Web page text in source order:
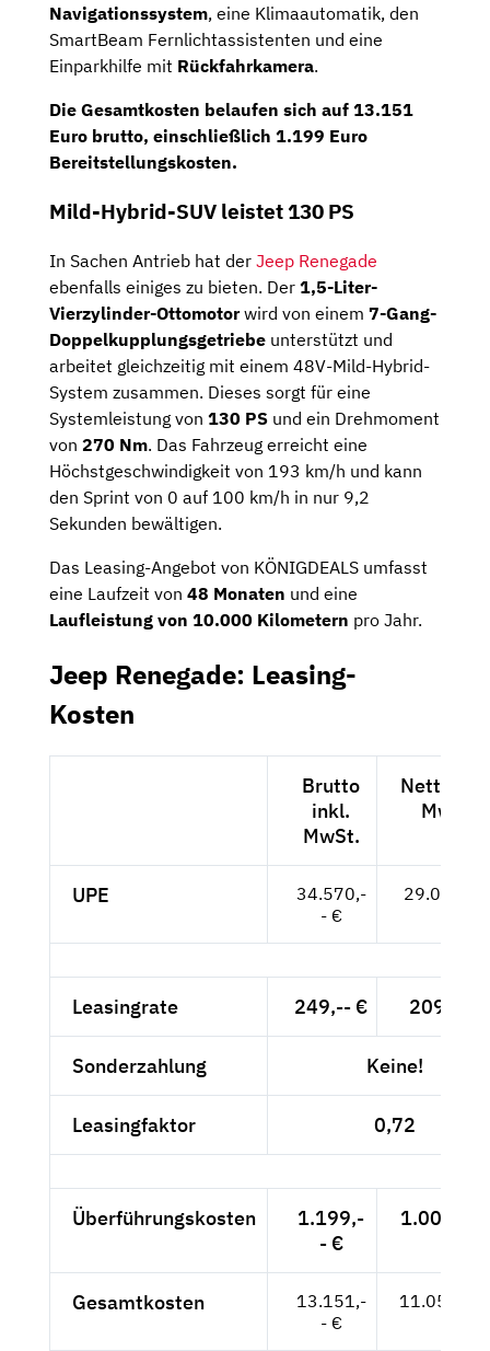
Navigationssystem, eine Klimaautomatik, den
SmartBeam Fernlichtassistenten und eine
Einparkhilfe mit Rückfahrkamera.
Die Gesamtkosten belaufen sich auf 13.151
Euro brutto, einschließlich 1.199 Euro
Bereitstellungskosten.
Mild-Hybrid-SUV leistet 130 PS
In Sachen Antrieb hat der Jeep Renegade
ebenfalls einiges zu bieten. Der 1,5-Liter-
Vierzylinder-Ottomotorwird von einem 7-Gang-
Doppelkupplungsgetriebe unterstützt und
arbeitet gleichzeitig mit einem 48V-Mild-Hybrid-
System zusammen. Dieses sorgt für eine
Systemleistung von 130 PS und ein Drehmoment
von 270 Nm. Das Fahrzeug erreicht eine
Höchstgeschwindigkeit von 193 km/h und kann
den Sprint von 0 auf 100 km/h in nur 9,2
Sekunden bewältigen.
Das Leasing-Angebot von KÖNIGDEALS umfasst
eine Laufzeit von 48 Monaten und eine
Laufleistung von 10.000 Kilometern pro Jahr.
Jeep Renegade: Leasing-
Kosten
Brutto
inkl.
MwSt.
Netto
MwSt.
UPE
34.570,-
- €
29.050,--
Leasingrate 249,-- € 209,24 €
Sonderzahlung Keine!
Leasingfaktor 0,72
Überführungskosten
1.199,-
- €
1.007,56
Gesamtkosten
13.151,-
- €
11.051,26